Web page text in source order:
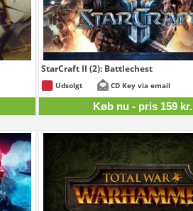
StarCraft II (2): Battlechest
Udsolgt CD Key via email
Køb nu - pris 159 kr.